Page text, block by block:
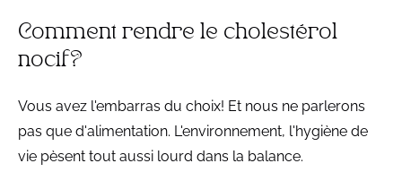
Comment rendre le cholestérol
nocif?
Vous avez l'embarras du choix! Et nous ne parlerons
pas que d'alimentation. L'environnement, l'hygiène de
vie pèsent tout aussi lourd dans la balance.